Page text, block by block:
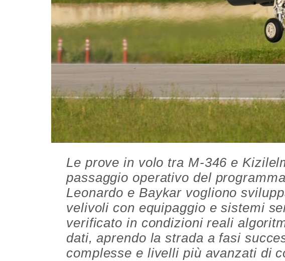
Le prove in volo tra M-346 e
passaggio operativo del
Leonardo e Baykar vogliono
velivoli con equipaggio e sistemi
verificato in condizioni reali
dati, aprendo la strada a fasi
complesse e livelli più avanzati di